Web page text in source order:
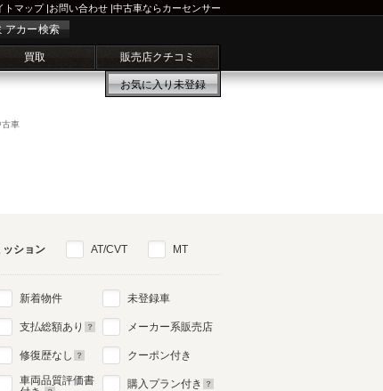
トマップ|お問い合わせ |中古車ならカーセンサー
アカー検索
買取 販売店クチコミ
お気に入り未登録
車
ッション AT/CVT MT
新着物件
支払総額あり
修復歴なし
車両品質評価書
未登録車
メーカー系販売店
クーポン付き
購入プラン付き